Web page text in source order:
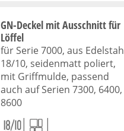
GN-Deckel mit Ausschnitt für
Löffel
für Serie 7000, aus
18/10, seidenmatt poliert,
mit Griffmulde, passend
auch auf Serien 7300, 6400,
8600